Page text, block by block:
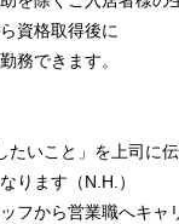
資格取得後に
務できます。
いこと」を上司に
ります（N.H.）
フから営業職へキャ